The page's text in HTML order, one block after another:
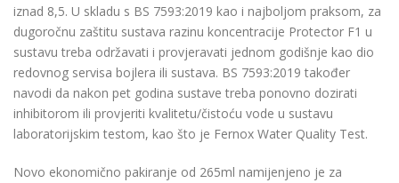
iznad 8,5. U skladu s BS 7593:2019 kao i najboljom praksom, za
dugoročnu zaštitu sustava razinu koncentracije Protector F1 u
sustavu treba održavati i provjeravati jednom godišnje kao dio
redovnog servisa bojlera ili sustava. BS 7593:2019 također
navodi da nakon pet godina sustave treba ponovno dozirati
inhibitorom ili provjeriti kvalitetu/čistoću vode u sustavu
laboratorijskim testom, kao što je Fernox Water Quality Test.
Novo ekonomično pakiranje od 265ml namijenjeno je za